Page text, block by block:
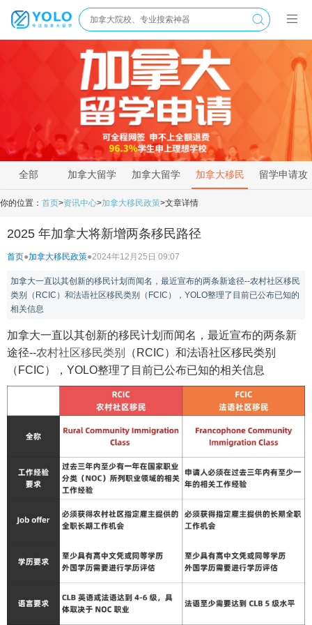
全部 加拿大留学
新闻
加拿大留学
资讯
加拿大移民 留学申请攻
你的位置： 首页>资讯中心>加拿大移民政策>文章详情
2025 年加拿大将新增两条移民路径
首页●加拿大移民政策●2024年12月25日 09:07
加拿大一直以其创新的移民计划而闻名，最近宣布的两条新途径--农村社区移民
类别（RCIC）和法语社区移民类别（FCIC），YOLO整理了目前已公布已知的
相关信息
加拿大一直以其创新的移民计划而闻名，最近宣布的两条新
途径--农村社区移民类别
（RCIC）和法语社区移民类别
（FCIC），YOLO整理了目前已公布已知的相关信息